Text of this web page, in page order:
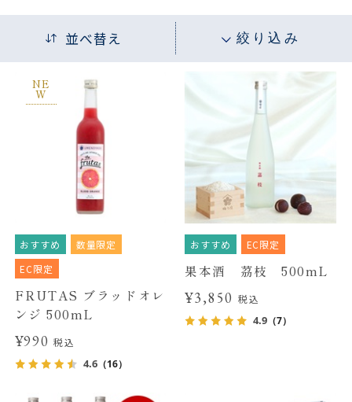
並べ替え 絞り込み
NE
W
おすすめ
数量限定
EC限定
FRUTAS ブラッドオレ
ンジ 500mL
¥990税込
4.6（16）
おすすめ EC限定
果本酒 茘枝 500mL
¥3,850 税込
4.9 （7）